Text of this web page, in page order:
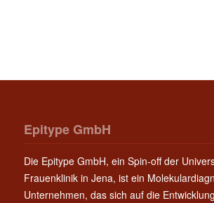
Epitype GmbH
Die Epitype GmbH, ein Spin-off der
Frauenklinik in Jena, ist ein
Unternehmen, das sich auf die